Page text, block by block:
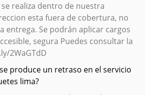
realiza dentro de nuestra
esta fuera de cobertura, no
entrega. Se podrán aplicar cargos
segura Puedes consultar la
2WaGTdD
produce un retraso en el servicio
lima?